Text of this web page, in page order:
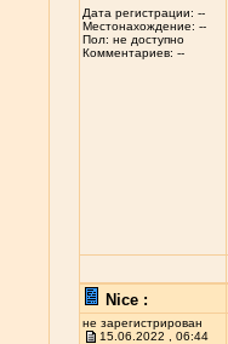
Дата регистрации: --
Местонахождение: --
Пол: не доступно
Комментариев: --
Nice :
не зарегистрирован
15.06.2022 , 06:44